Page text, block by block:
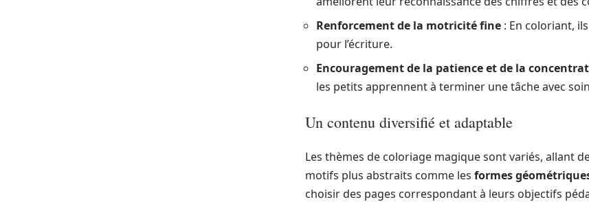
Renforcement de la motricité fine : En coloriant,
pour l’écriture.
Encouragement de la patience et de la
les petits apprennent à terminer une tâche avec
Un contenu diversifié et adaptable
Les thèmes de coloriage magique sont variés, allant
motifs plus abstraits comme les formes
choisir des pages correspondant à leurs objectifs